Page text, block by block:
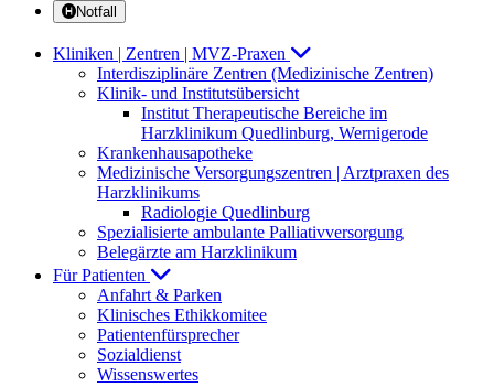
Notfall
Kliniken | Zentren | MVZ-Praxen
Interdisziplinäre Zentren (Medizinische Zentren)
Klinik- und Institutsübersicht
Institut Therapeutische Bereiche im
Harzklinikum Quedlinburg, Wernigerode
Krankenhausapotheke
Medizinische Versorgungszentren | Arztpraxen des
Harzklinikums
Radiologie Quedlinburg
Spezialisierte ambulante Palliativversorgung
Belegärzte am Harzklinikum
Für Patienten
Anfahrt & Parken
Klinisches Ethikkomitee
Patientenfürsprecher
Sozialdienst
Wissenswertes